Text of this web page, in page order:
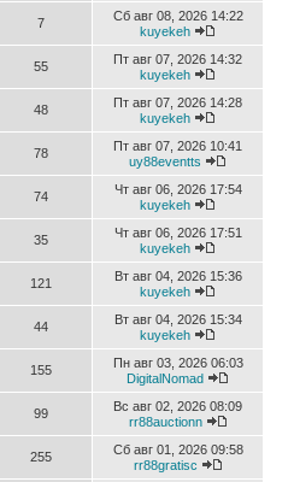
7
Сб авг 08, 2026 14:22
kuyekeh
55
Пт авг 07, 2026 14:32
kuyekeh
48
Пт авг 07, 2026 14:28
kuyekeh
78
Пт авг 07, 2026 10:41
uy88eventts
74
Чт авг 06, 2026 17:54
kuyekeh
35
Чт авг 06, 2026 17:51
kuyekeh
121
Вт авг 04, 2026 15:36
kuyekeh
44
Вт авг 04, 2026 15:34
kuyekeh
155
Пн авг 03, 2026 06:03
DigitalNomad
99
Вс авг 02, 2026 08:09
rr88auctionn
255
Сб авг 01, 2026 09:58
rr88gratisc